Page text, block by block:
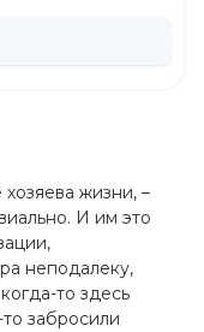
жизни, –
И им это
неподалеку,
то здесь
забросили